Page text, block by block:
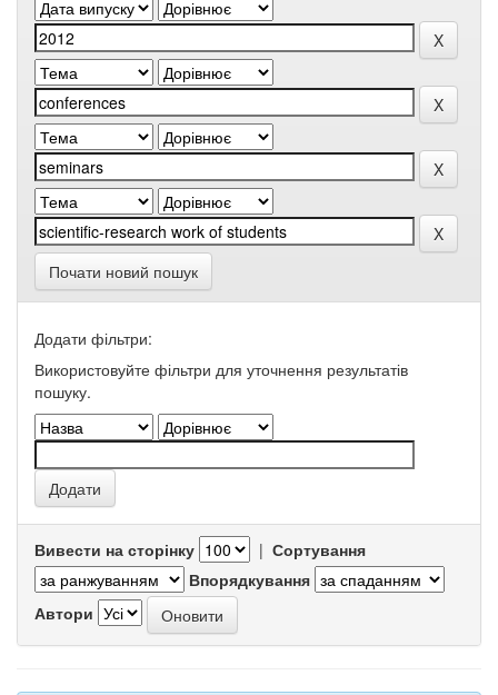
Почати новий пошук
Додати фільтри:
Використовуйте фільтри для уточнення результатів
пошуку.
Вивести на сторінку | Сортування
Впорядкування
Автори